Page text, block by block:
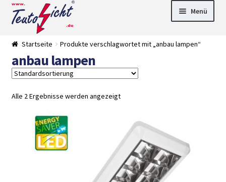
Zur
Navigation
springen
Springe
zum
Menü
► LED Panel
►
Versandarten
► Zahlarten
Startseite Produkte verschlagwortet mit „anbau lampen“
anbau lampen
Alle 2 Ergebnisse werden angezeigt